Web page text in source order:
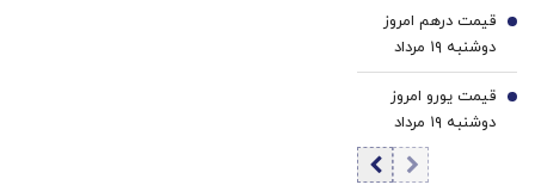
قیمت درهم امروز
دوشنبه ۱۹ مرداد
۱۴۰۵/ افزایش
قیمت درهم
6
قیمت یورو امروز
دوشنبه ۱۹ مرداد
۱۴۰۵/ کاهش
قیمت یورو
7